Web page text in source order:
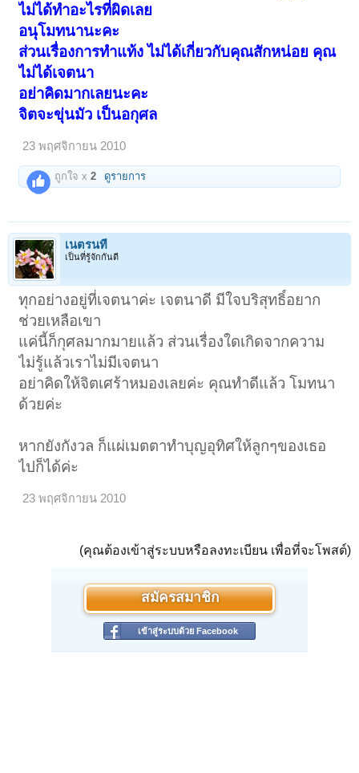
ไม่ได้ทำอะไรที่ผิดเลย
อนุโมทนานะคะ
ส่วนเรื่องการทำแท้ง ไม่ได้เกี่ยวกับคุณสักหน่อย คุณ
ไม่ได้เจตนา
อย่าคิดมากเลยนะคะ
จิตจะขุ่นมัว เป็นอกุศล
23 พฤศจิกายน 2010
ถูกใจ x2 ดูรายการ
เนตรนที
เป็นที่รู้จักกันดี
ทุกอย่างอยู่ที่เจตนาค่ะ เจตนาดี มีใจบริสุทธิ์อยาก
ช่วยเหลือเขา
แค่นี้ก็กุศลมากมายแล้ว ส่วนเรื่องใดเกิดจากความ
ไม่รู้แล้วเราไม่มีเจตนา
อย่าคิดให้จิตเศร้าหมองเลยค่ะ คุณทำดีแล้ว โมทนา
ด้วยค่ะ
หากยังกังวล ก็แผ่เมตตาทำบุญอุทิศให้ลูกๆของเธอ
ไปก็ได้ค่ะ
23 พฤศจิกายน 2010
(คุณต้องเข้าสู่ระบบหรือลงทะเบียน เพื่อที่จะโพสต์)
สมัครสมาชิก
เข้าสู่ระบบด้วย Facebook